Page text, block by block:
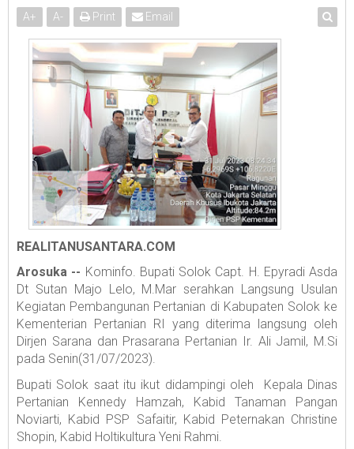
A+ A- Print Email
REALITANUSANTARA.COM
Arosuka -- Kominfo. Bupati Solok Capt. H. Epyradi Asda
Dt Sutan Majo Lelo, M.Mar serahkan Langsung Usulan
Kegiatan Pembangunan Pertanian di Kabupaten Solok ke
Kementerian Pertanian RI yang diterima langsung oleh
Dirjen Sarana dan Prasarana Pertanian Ir. Ali Jamil, M.Si
pada Senin(31/07/2023).
Bupati Solok saat itu ikut didampingi oleh Kepala Dinas
Pertanian Kennedy Hamzah, Kabid Tanaman Pangan
Noviarti, Kabid PSP Safaitir, Kabid Peternakan Christine
Shopin, Kabid Holtikultura Yeni Rahmi.